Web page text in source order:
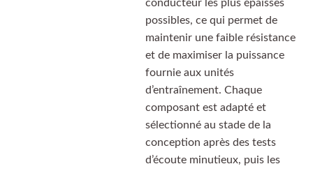
conducteur les plus épaisses
possibles, ce qui permet de
maintenir une faible résistance
et de maximiser la puissance
fournie aux unités
d’entraînement. Chaque
composant est adapté et
sélectionné au stade de la
conception après des tests
d’écoute minutieux, puis les